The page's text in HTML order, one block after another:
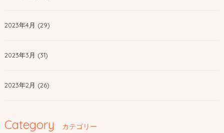
2023年4月 (29)
2023年3月 (31)
2023年2月 (26)
Category カテゴリー